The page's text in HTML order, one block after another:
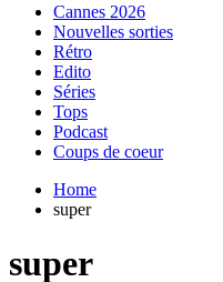
Cinématraque
Si on avait du talent, on ferait
Primary
Menu
Cannes 2026
Nouvelles sorties
Rétro
Edito
Séries
Tops
Podcast
Coups de coeur
Home
super
super